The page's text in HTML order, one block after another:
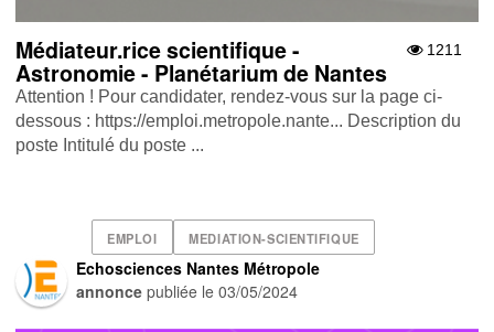
1211
Médiateur.rice scientifique -
Astronomie - Planétarium de Nantes
Attention ! Pour candidater, rendez-vous sur la page ci-
dessous : https://emploi.metropole.nante... Description du
poste Intitulé du poste ...
EMPLOI MEDIATION-SCIENTIFIQUE
Echosciences Nantes Métropole
annonce publiée le03/05/2024